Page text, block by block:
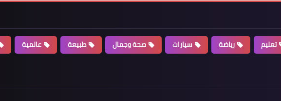
تعليم رياضة سيارات صحة وجمال طبيعة عالمية